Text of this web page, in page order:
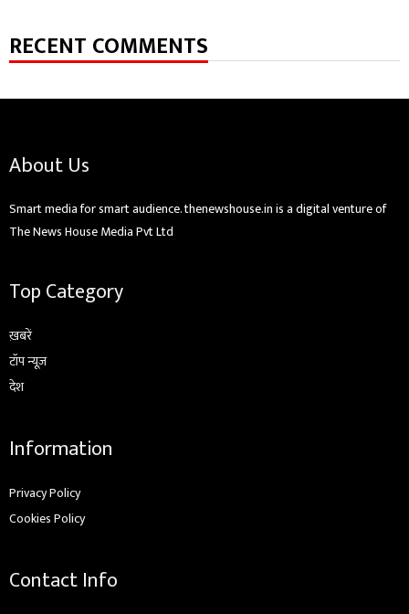
RECENT COMMENTS
About Us
Smart media for smart audience. thenewshouse.in is a digital venture of
The News House Media Pvt Ltd
Top Category
ख़बरें
टॉप न्यूज़
देश
Information
Privacy Policy
Cookies Policy
Contact Info